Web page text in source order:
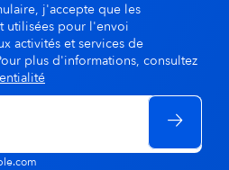
j'accepte que les
utilisées pour l'envoi
activités et services de
plus d'informations, consultez